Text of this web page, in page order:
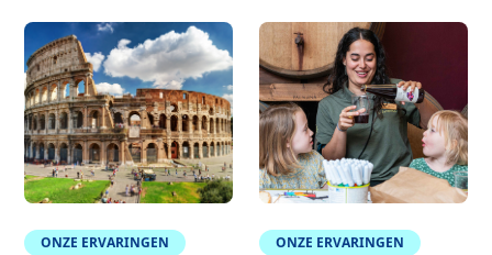
ONZE ERVARINGEN ONZE ERVARINGEN